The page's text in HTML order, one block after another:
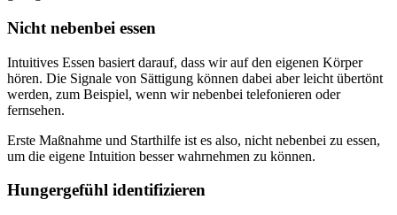
Nicht nebenbei essen
Intuitives Essen basiert darauf, dass wir auf den eigenen Körper
hören. Die Signale von Sättigung können dabei aber leicht übertönt
werden, zum Beispiel, wenn wir nebenbei telefonieren oder
fernsehen.
Erste Maßnahme und Starthilfe ist es also, nicht nebenbei zu essen,
um die eigene Intuition besser wahrnehmen zu können.
Hungergefühl identifizieren